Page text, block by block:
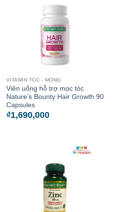
VITAMIN TÓC - MÓNG
Viên uống hỗ trợ mọc tóc
Nature’s Bounty Hair Growth 90
Capsules
₫1,690,000